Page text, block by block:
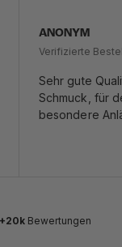
ANONYM
Verifizierte
Sehr gute
Schmuck, für
besondere
+20kBewertungen